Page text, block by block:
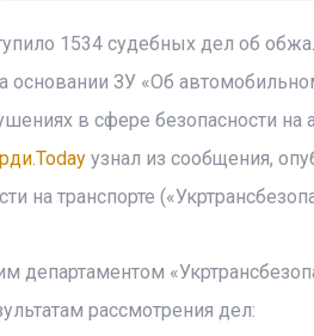
1534 судебных дел об
ЗУ «Об
в сфере безопасности на
узнал из сообщения,
на транспорте
департаментом
рассмотрения дел: